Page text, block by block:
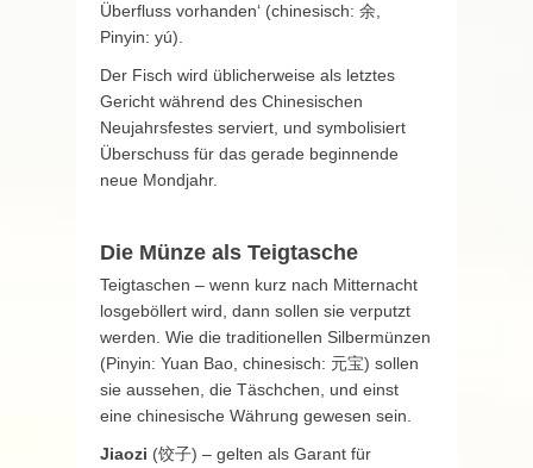
Überfluss vorhanden‘ (chinesisch: 余,
Pinyin: yú).
Der Fisch wird üblicherweise als letztes
Gericht während des Chinesischen
Neujahrsfestes serviert, und symbolisiert
Überschuss für das gerade beginnende
neue Mondjahr.
Die Münze als Teigtasche
Teigtaschen – wenn kurz nach Mitternacht
losgeböllert wird, dann sollen sie verputzt
werden. Wie die traditionellen Silbermünzen
(Pinyin: Yuan Bao, chinesisch: 元宝) sollen
sie aussehen, die Täschchen, und einst
eine chinesische Währung gewesen sein.
Jiaozi (饺子) – gelten als Garant für